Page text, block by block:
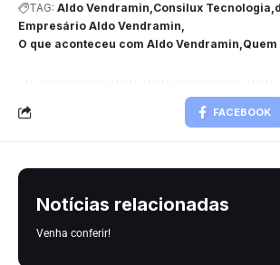
TAG: Aldo Vendramin Consilux Tecnologia
Empresário Aldo Vendramin
O que aconteceu com Aldo Vendramin
FACEBOOK
Notícias relacionadas
Venha conferir!